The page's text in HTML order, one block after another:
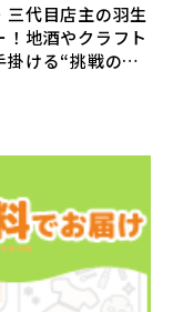
三代目店主の羽生
地酒やクラフト
掛ける“挑戦の歴